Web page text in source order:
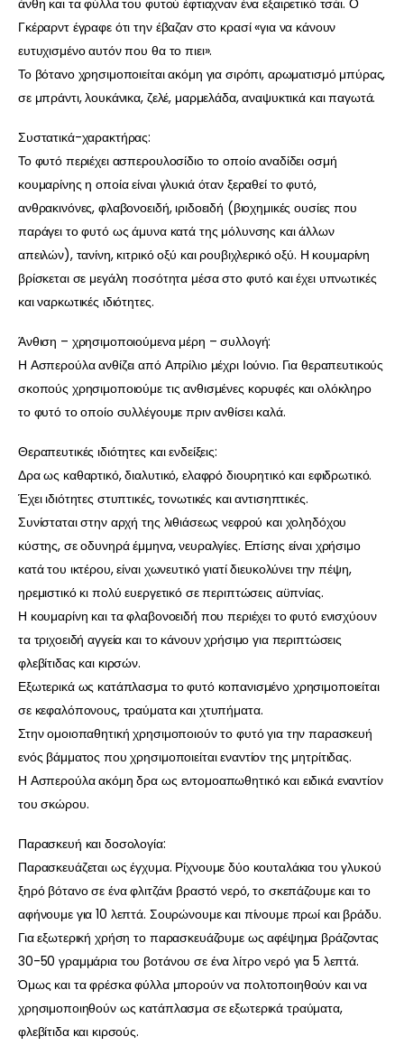
άνθη και τα φύλλα του φυτού έφτιαχναν ένα εξαιρετικό τσάι. Ο
Γκέραρντ έγραφε ότι την έβαζαν στο κρασί «για να κάνουν
ευτυχισμένο αυτόν που θα το πιει».
Το βότανο χρησιμοποιείται ακόμη για σιρόπι, αρωματισμό μπύρας,
σε μπράντι, λουκάνικα, ζελέ, μαρμελάδα, αναψυκτικά και παγωτά.
Συστατικά-χαρακτήρας:
Το φυτό περιέχει ασπερουλοσίδιο το οποίο αναδίδει οσμή
κουμαρίνης η οποία είναι γλυκιά όταν ξεραθεί το φυτό,
ανθρακινόνες, φλαβονοειδή, ιριδοειδή (βιοχημικές ουσίες που
παράγει το φυτό ως άμυνα κατά της μόλυνσης και άλλων
απειλών), τανίνη, κιτρικό οξύ και ρουβιχλερικό οξύ. Η κουμαρίνη
βρίσκεται σε μεγάλη ποσότητα μέσα στο φυτό και έχει υπνωτικές
και ναρκωτικές ιδιότητες.
Άνθιση – χρησιμοποιούμενα μέρη – συλλογή:
Η Ασπερούλα ανθίζει από Απρίλιο μέχρι Ιούνιο. Για θεραπευτικούς
σκοπούς χρησιμοποιούμε τις ανθισμένες κορυφές και ολόκληρο
το φυτό το οποίο συλλέγουμε πριν ανθίσει καλά.
Θεραπευτικές ιδιότητες και ενδείξεις:
Δρα ως καθαρτικό, διαλυτικό, ελαφρό διουρητικό και εφιδρωτικό.
Έχει ιδιότητες στυπτικές, τονωτικές και αντισηπτικές.
Συνίσταται στην αρχή της λιθιάσεως νεφρού και χοληδόχου
κύστης, σε οδυνηρά έμμηνα, νευραλγίες. Επίσης είναι χρήσιμο
κατά του ικτέρου, είναι χωνευτικό γιατί διευκολύνει την πέψη,
ηρεμιστικό κι πολύ ευεργετικό σε περιπτώσεις αϋπνίας.
Η κουμαρίνη και τα φλαβονοειδή που περιέχει το φυτό ενισχύουν
τα τριχοειδή αγγεία και το κάνουν χρήσιμο για περιπτώσεις
φλεβίτιδας και κιρσών.
Εξωτερικά ως κατάπλασμα το φυτό κοπανισμένο χρησιμοποιείται
σε κεφαλόπονους, τραύματα και χτυπήματα.
Στην ομοιοπαθητική χρησιμοποιούν το φυτό για την παρασκευή
ενός βάμματος που χρησιμοποιείται εναντίον της μητρίτιδας.
Η Ασπερούλα ακόμη δρα ως εντομοαπωθητικό και ειδικά εναντίον
του σκώρου.
Παρασκευή και δοσολογία:
Παρασκευάζεται ως έγχυμα. Ρίχνουμε δύο κουταλάκια του γλυκού
ξηρό βότανο σε ένα φλιτζάνι βραστό νερό, το σκεπάζουμε και το
αφήνουμε για 10 λεπτά. Σουρώνουμε και πίνουμε πρωί και βράδυ.
Για εξωτερική χρήση το παρασκευάζουμε ως αφέψημα βράζοντας
30-50 γραμμάρια του βοτάνου σε ένα λίτρο νερό για 5 λεπτά.
Όμως και τα φρέσκα φύλλα μπορούν να πολτοποιηθούν και να
χρησιμοποιηθούν ως κατάπλασμα σε εξωτερικά τραύματα,
φλεβίτιδα και κιρσούς.